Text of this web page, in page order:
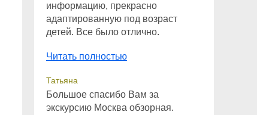
информацию, прекрасно
адаптированную под возраст
детей. Все было отлично.
Читать полностью
Татьяна
Большое спасибо Вам за
экскурсию Москва обзорная.